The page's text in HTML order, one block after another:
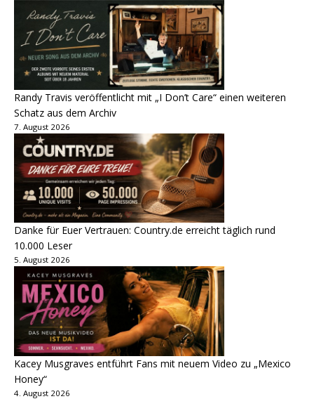
Randy Travis veröffentlicht mit „I Don’t Care“ einen weiteren
Schatz aus dem Archiv
7. August 2026
Danke für Euer Vertrauen: Country.de erreicht täglich rund
10.000 Leser
5. August 2026
Kacey Musgraves entführt Fans mit neuem Video zu „Mexico
Honey“
4. August 2026